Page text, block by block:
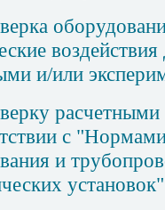
и/или
расчетными
с
и